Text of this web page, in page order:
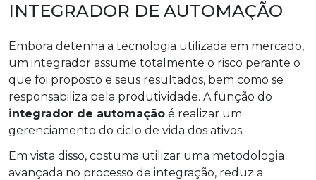
INTEGRADOR DE AUTOMAÇÃO
Embora detenha a tecnologia utilizada em mercado,
um integrador assume totalmente o risco perante o
que foi proposto e seus resultados, bem como se
responsabiliza pela produtividade. A função do
integrador de automação é realizar um
gerenciamento do ciclo de vida dos ativos.
Em vista disso, costuma utilizar uma metodologia
avançada no processo de integração, reduz a